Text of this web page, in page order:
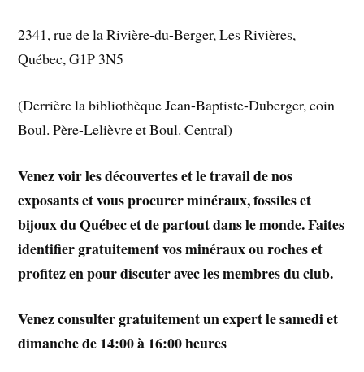
2341, rue de la Rivière-du-Berger, Les Rivières,
Québec, G1P 3N5
(Derrière la bibliothèque Jean-Baptiste-Duberger, coin
Boul. Père-Lelièvre et Boul. Central)
Venez voir les découvertes et le travail de nos
exposants et vous procurer minéraux, fossiles et
bijoux du Québec et de partout dans le monde. Faites
identifier gratuitement vos minéraux ou roches et
profitez en pour discuter avec les membres du club.
Venez consulter gratuitement un expert le samedi et
dimanche de 14:00 à 16:00 heures